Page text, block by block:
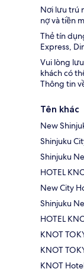
Nơi lưu trú
nợ và tiền
Thẻ tín
Express,
Vui lòng
khách có
Thông tin
Tên khác
New
Shinjuku
Shinjuku
HOTEL
New City
Shinjuku
HOTEL
KNOT
KNOT
KNOT